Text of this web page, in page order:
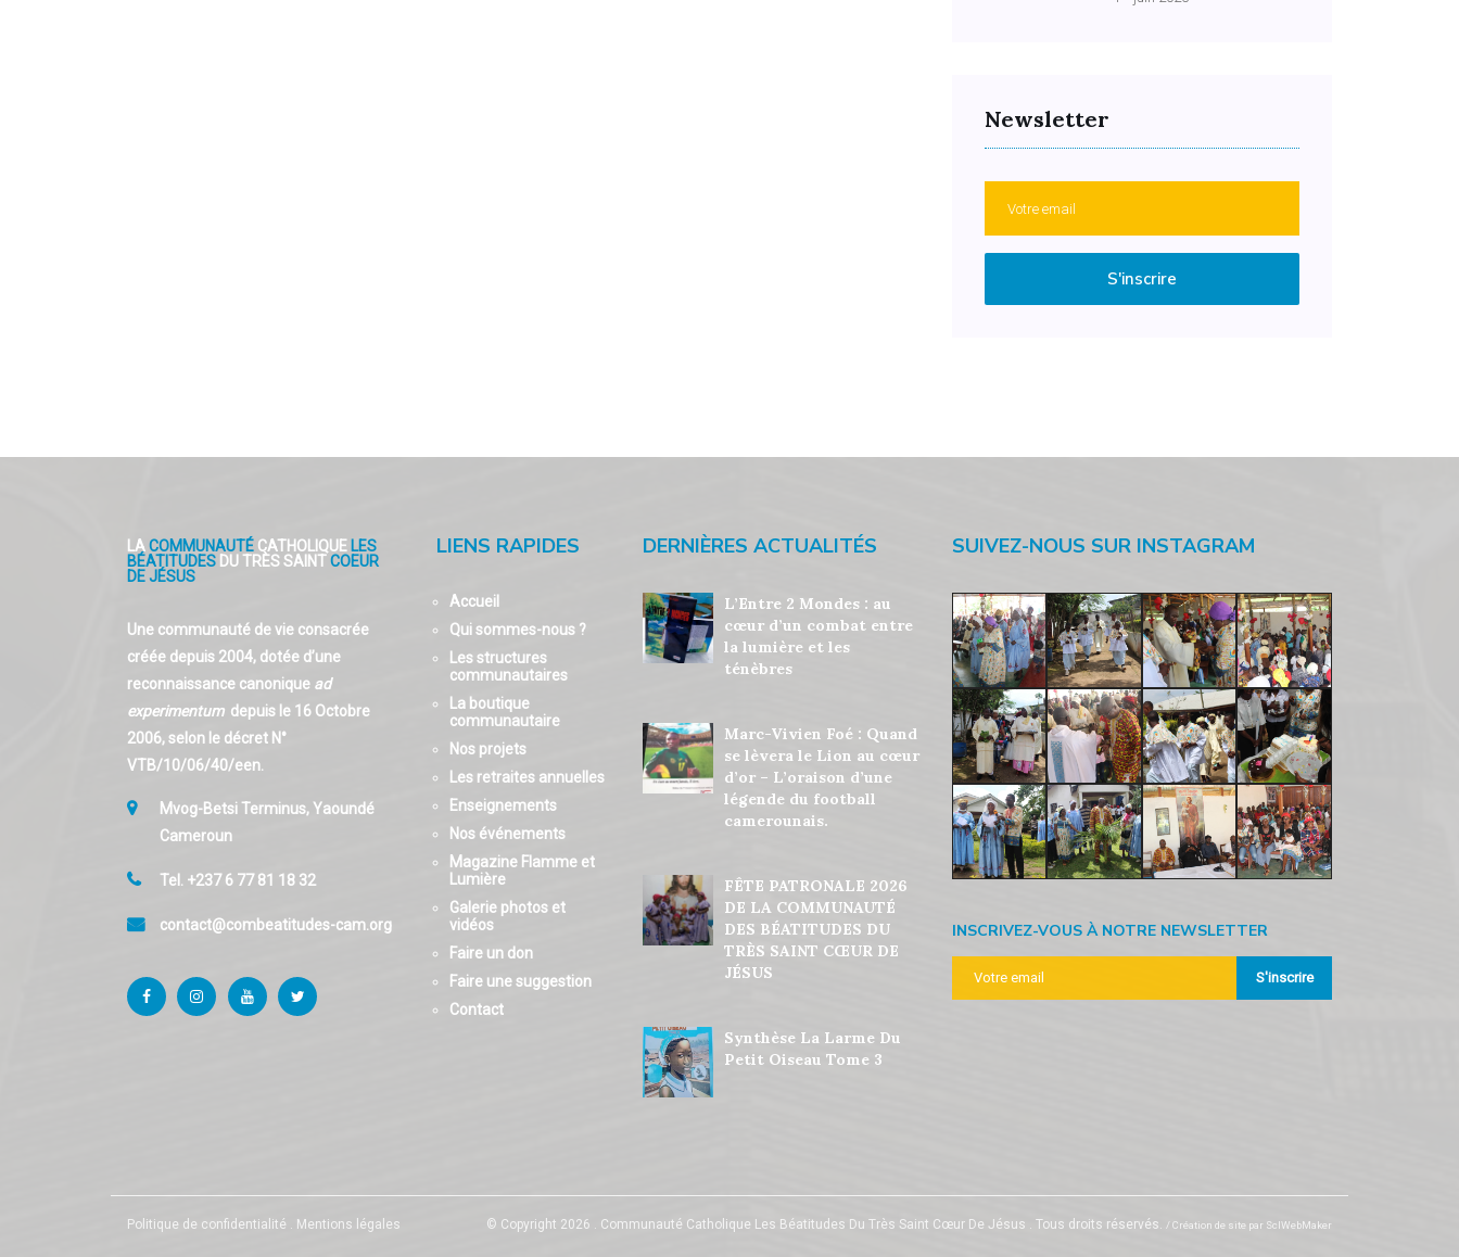
Newsletter
S'inscrire
LACOMMUNAUTÉ CATHOLIQUE LES
BÉATITUDES DU TRÈS SAINTCOEUR
DE JÉSUS
Une communauté de vie consacrée
créée depuis 2004, dotée d’une
reconnaissance canonique ad
experimentumdepuis le 16 Octobre
2006, selon le décret N°
VTB/10/06/40/een.
Mvog-Betsi Terminus, Yaoundé
Cameroun
Tel. +237 6 77 81 18 32
contact@combeatitudes-cam.org
LIENS RAPIDES
Accueil
Qui sommes-nous ?
Les structures
communautaires
La boutique
communautaire
Nos projets
Les retraites annuelles
Enseignements
Nos événements
Magazine Flamme et
Lumière
Galerie photos et
vidéos
Faire un don
Faire une suggestion
Contact
DERNIÈRES ACTUALITÉS
L’Entre 2 Mondes : au
cœur d’un combat entre
la lumière et les
ténèbres
Marc-Vivien Foé : Quand
se lèvera le Lion au cœur
d’or – L’oraison d’une
légende du football
camerounais.
FÊTE PATRONALE 2026
DE LA COMMUNAUTÉ
DES BÉATITUDES DU
TRÈS SAINT CŒUR DE
JÉSUS
Synthèse La Larme Du
Petit Oiseau Tome 3
SUIVEZ-NOUS SUR INSTAGRAM
INSCRIVEZ-VOUS À NOTRE NEWSLETTER
S'inscrire
Politique de confidentialité Mentions légales © Copyright 2026 . Communauté Catholique Les Béatitudes Du Très Saint Cœur De Jésus . Tous droits réservés. / Création de site par SclWebMaker